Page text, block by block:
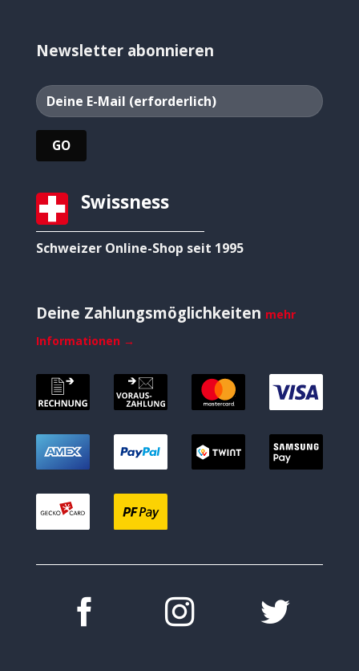
Newsletter abonnieren
Swissness
Schweizer Online-Shop seit 1995
Deine Zahlungsmöglichkeiten mehr
Informationen →